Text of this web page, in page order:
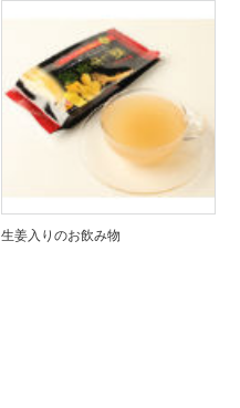
生姜入りのお飲み物